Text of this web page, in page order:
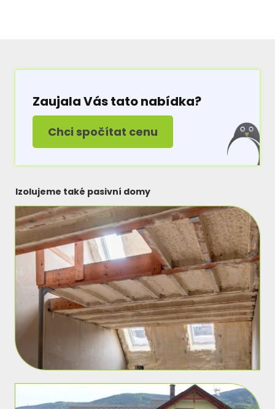
Zaujala Vás tato nabídka?
Chci spočítat cenu
Izolujeme také pasivní domy